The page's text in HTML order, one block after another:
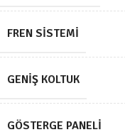
FREN SISTEMI
GENIŞ KOLTUK
GÖSTERGE PANELI